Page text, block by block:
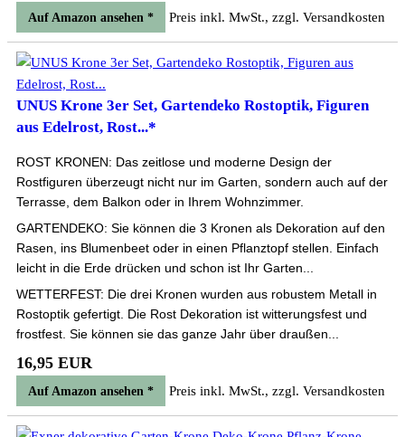
Auf Amazon ansehen * Preis inkl. MwSt., zzgl. Versandkosten
UNUS Krone 3er Set, Gartendeko Rostoptik, Figuren
aus Edelrost, Rost...*
ROST KRONEN: Das zeitlose und moderne Design der
Rostfiguren überzeugt nicht nur im Garten, sondern auch auf der
Terrasse, dem Balkon oder in Ihrem Wohnzimmer.
GARTENDEKO: Sie können die 3 Kronen als Dekoration auf den
Rasen, ins Blumenbeet oder in einen Pflanztopf stellen. Einfach
leicht in die Erde drücken und schon ist Ihr Garten...
WETTERFEST: Die drei Kronen wurden aus robustem Metall in
Rostoptik gefertigt. Die Rost Dekoration ist witterungsfest und
frostfest. Sie können sie das ganze Jahr über draußen...
16,95 EUR
Auf Amazon ansehen * Preis inkl. MwSt., zzgl. Versandkosten